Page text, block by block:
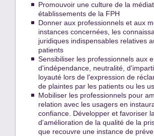
Promouvoir une culture de la
établissements de la FPH
Donner aux professionnels et aux
instances concernées, les
juridiques indispensables relatives
patients
Sensibiliser les professionnels aux
d'indépendance, neutralité,
loyauté lors de l'expression de
de plaintes par les patients ou les
Mobiliser les professionnels pour
relation avec les usagers en
confiance. Développer et favoriser
d'amélioration de la qualité de la
que recouvre une instance de